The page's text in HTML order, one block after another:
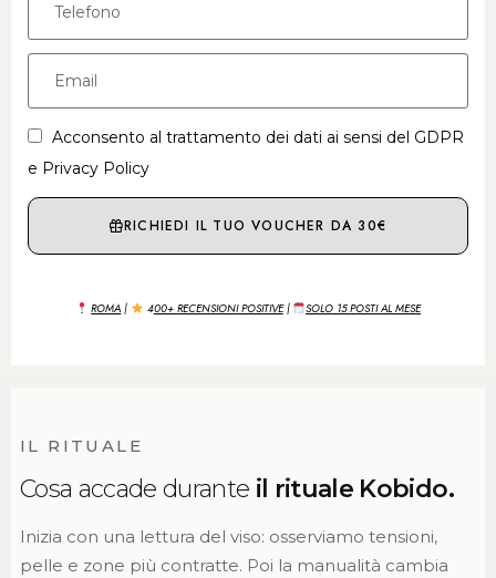
Acconsento al trattamento dei dati ai sensi del GDPR
e Privacy Policy
RICHIEDI IL TUO VOUCHER DA 30€
ROMA | 400+ RECENSIONI POSITIVE| SOLO 15 POSTI AL MESE
IL RITUALE
Cosa accade durante il rituale Kobido.
Inizia con una lettura del viso: osserviamo tensioni,
pelle e zone più contratte. Poi la manualità cambia